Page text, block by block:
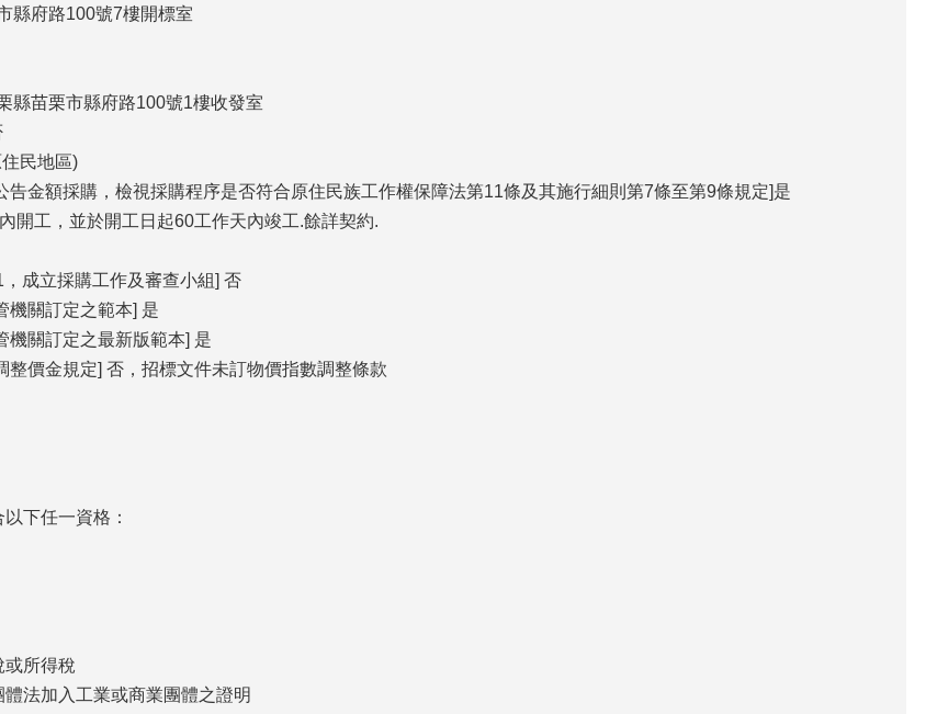
縣府路100號7樓開標室
縣苗栗市縣府路100號1樓收發室
民地區)
告金額採購，檢視採購程序是否符合原住民族工作權保障法第11條及其施行細則第7條至第9條規定]是
開工，並於開工日起60工作天內竣工.餘詳契約.
成立採購工作及審查小組] 否
機關訂定之範本] 是
機關訂定之最新版範本] 是
整價金規定] 否，招標文件未訂物價指數調整條款
下任一資格：
或所得稅
法加入工業或商業團體之證明